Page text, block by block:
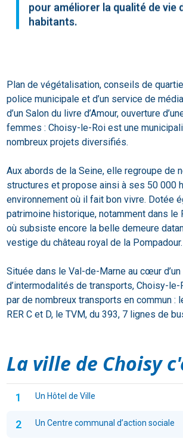
pour améliorer la qualité de vie
habitants.
Plan de végétalisation, conseils de
police municipale et d’un service de
d’un Salon du livre d’Amour, ouverture
femmes : Choisy-le-Roi est une
nombreux projets diversifiés.
Aux abords de la Seine, elle regroupe de
structures et propose ainsi à ses 50 000
environnement où il fait bon vivre. Dotée
patrimoine historique, notamment dans le
où subsiste encore la belle demeure
vestige du château royal de la Pompadour.
Située dans le Val-de-Marne au cœur
d’intermodalités de transports, Choisy-
par de nombreux transports en commun :
RER C et D, le TVM, du 393, 7 lignes de
La ville de Choisy
1 Un Hôtel de Ville
2 Un Centre communal d’action sociale